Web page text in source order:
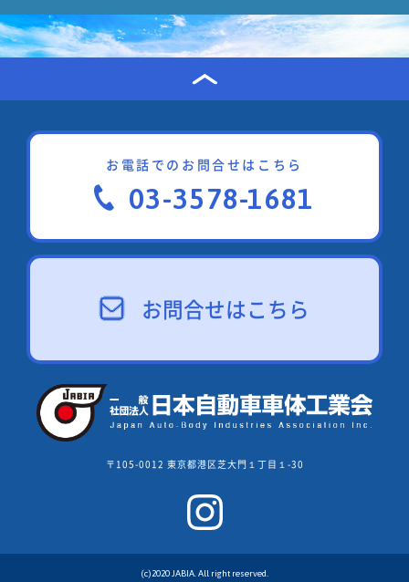
お電話でのお問合せはこちら
03-3578-1681
お問合せはこちら
〒105-0012 東京都港区芝大門１丁目１-30
(c)2020 JABIA. All right reserved.